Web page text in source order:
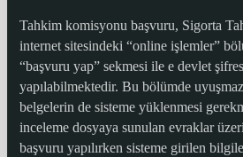
Tahkim komisyonu başvuru, Sigorta
internet sitesindeki “online işlemler”
“başvuru yap” sekmesi ile e devlet
yapılabilmektedir. Bu bölümde
belgelerin de sisteme yüklenmesi
inceleme dosyaya sunulan evraklar
başvuru yapılırken sisteme girilen